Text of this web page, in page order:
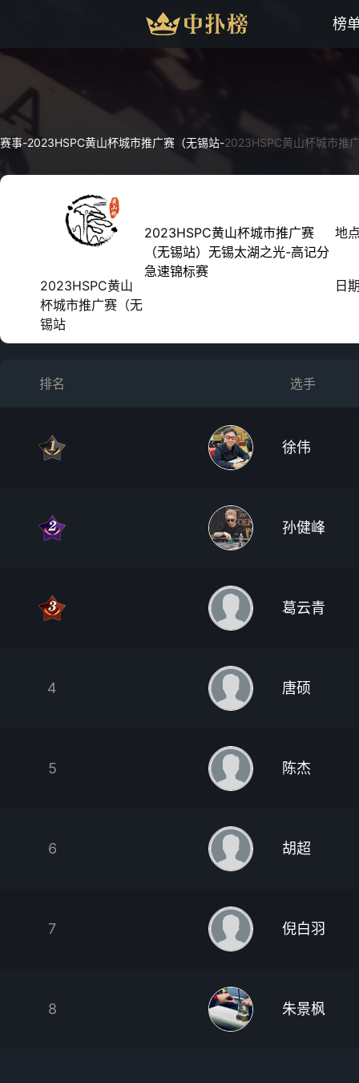
榜
赛事-2023HSPC黄山杯城市推广赛（无锡站-2023HSPC黄山杯城市推
2023HSPC黄山
杯城市推广赛（无
锡站
2023HSPC黄山杯城市推广赛
（无锡站）无锡太湖之光-高记分
急速锦标赛
地
日
排名 选手
徐伟
孙健峰
葛云青
4 唐硕
5 陈杰
6 胡超
7 倪白羽
8 朱景枫